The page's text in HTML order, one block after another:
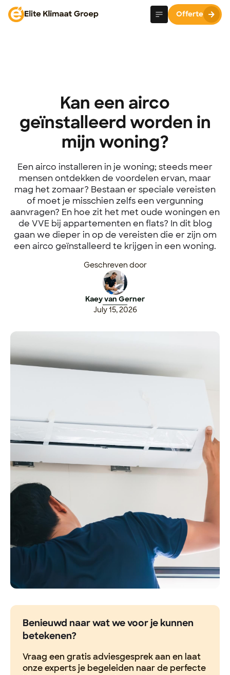
Offerte
Kan een airco
geïnstalleerd worden in
mijn woning?
Een airco installeren in je woning; steeds meer
mensen ontdekken de voordelen ervan, maar
mag het zomaar? Bestaan er speciale vereisten
of moet je misschien zelfs een vergunning
aanvragen? En hoe zit het met oude woningen en
de VVE bij appartementen en flats? In dit blog
gaan we dieper in op de vereisten die er zijn om
een airco geïnstalleerd te krijgen in een woning.
Geschreven door
Kaey van Gerner
July 15, 2026
Benieuwd naar wat we voor je kunnen
betekenen?
Vraag een gratis adviesgesprek aan en laat
onze experts je begeleiden naar de perfecte